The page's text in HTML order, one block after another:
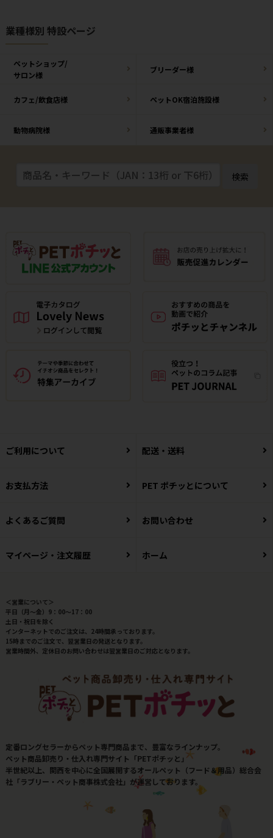
業種様別 特設ページ
ペットショップ/
サロン様
ブリーダー様
カフェ/飲食店様 ペットOK宿泊施設様
動物病院様 通販事業者様
検索
ご利用について 配送・送料
お支払方法 PET ポチッとについて
よくあるご質問 お問い合わせ
マイページ・注文履歴 ホーム
＜営業について＞
平日（月～金）9：00～17：00
土日・祝日を除く
インターネットでのご注文は、24時間承っております。
15時までのご注文で、翌営業日の発送となります。
営業時間外、定休日のお問い合わせは翌営業日のご対応となります。
定番ロングセラーからペット専門商品まで、豊富なラインナップ。
ペット商品卸売り・仕入れ専門サイト「PETポチッと」
半世紀以上、関西を中心に全国展開するオールペット（フード＆用品）総合会
社「ラブリー・ペット商事株式会社」が運営しております。